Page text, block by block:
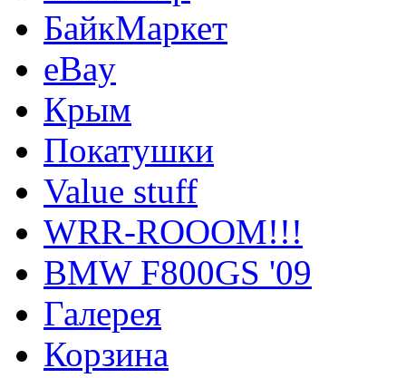
БайкМаркет
eBay
Крым
Покатушки
Value stuff
WRR-ROOOM!!!
BMW F800GS '09
Галерея
Корзина